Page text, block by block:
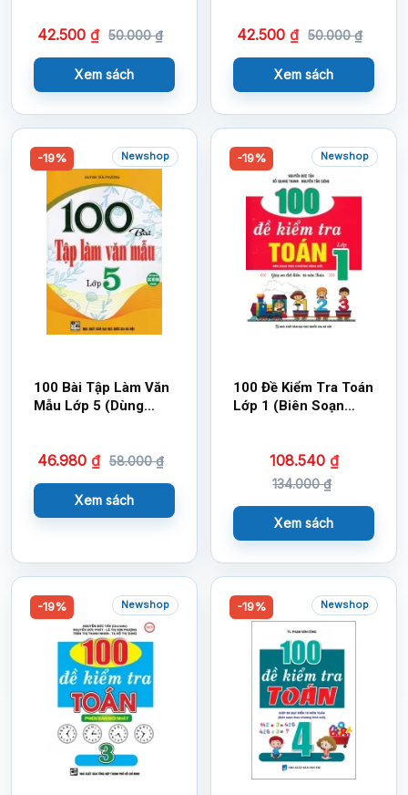
42.500₫ 50.000₫
Xem sách
42.500₫ 50.000₫
Xem sách
-19% Newshop
100 Bài Tập Làm Văn
Mẫu Lớp 5 (Dùng
46.980 ₫ 58.000₫
Xem sách
-19% Newshop
100 Đề Kiểm Tra Toán
Lớp 1 (Biên Soạn
Điểm 10 Môn Toán
108.540 ₫
134.000₫
Xem sách
-19% Newshop -19% Newshop